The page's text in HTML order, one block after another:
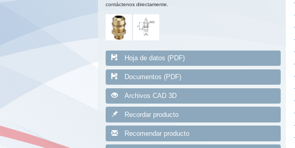
contáctenos directamente.
Hoja de datos (PDF)
Documentos (PDF)
Archivos CAD 3D
Recordar producto
Recomendar producto